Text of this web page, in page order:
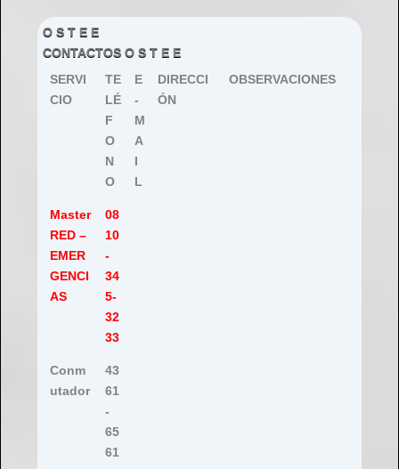
O S T E E
CONTACTOS O S T E E
SERVI
CIO
TE
LÉ
F
O
N
O
E
-
M
A
I
L
DIRECCI
ÓN
OBSERVACIONES
Master
RED –
EMER
GENCI
AS
08
10
-
34
5-
32
33
Conm
utador
43
61
-
65
61